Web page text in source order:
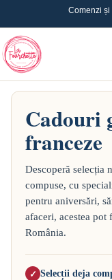
conținut
Comenzi și
Cadouri
franceze
Descoperă selecția
compuse, cu
pentru aniversări,
afaceri, acestea
România.
✓ Selecții deja